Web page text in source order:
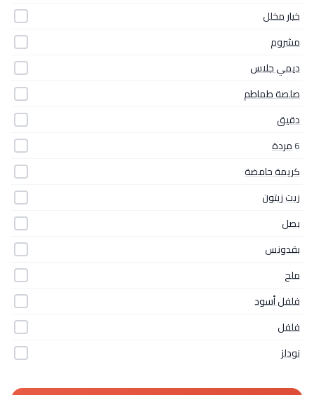
خيار مخلل
مشروم
ديمي جلاس
صلصة طماطم
دقيق
6مردة
كريمة حامضة
زيت زيتون
بصل
بقدونس
ملح
فلفل أسود
فلفل
نودلز